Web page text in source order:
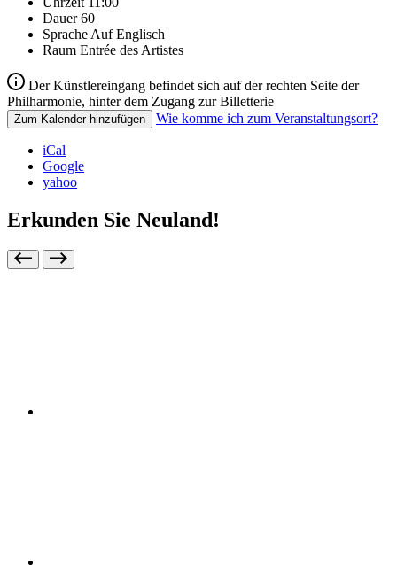
Dauer 60
Sprache Auf Englisch
Raum Entrée des Artistes
Der Künstlereingang befindet sich auf der rechten Seite der
Philharmonie, hinter dem Zugang zur Billetterie
Zum Kalender hinzufügen Wie komme ich zum Veranstaltungsort?
iCal
Google
yahoo
Erkunden Sie Neuland!